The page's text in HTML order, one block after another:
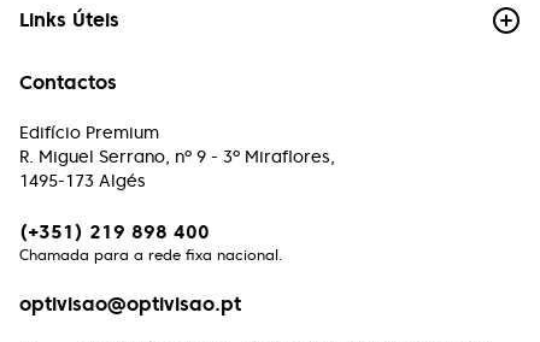
Atendimento muito profissional, rigor e excelência
Paulo Machado
Excelente atendimento e serviço aos clientes. A
Links Úteis
Contactos
Edifício Premium
R. Miguel Serrano, nº 9 - 3º Miraflores,
1495-173 Algés
(+351) 219 898 400
Chamada para a rede fixa nacional.
optivisao@optivisao.pt